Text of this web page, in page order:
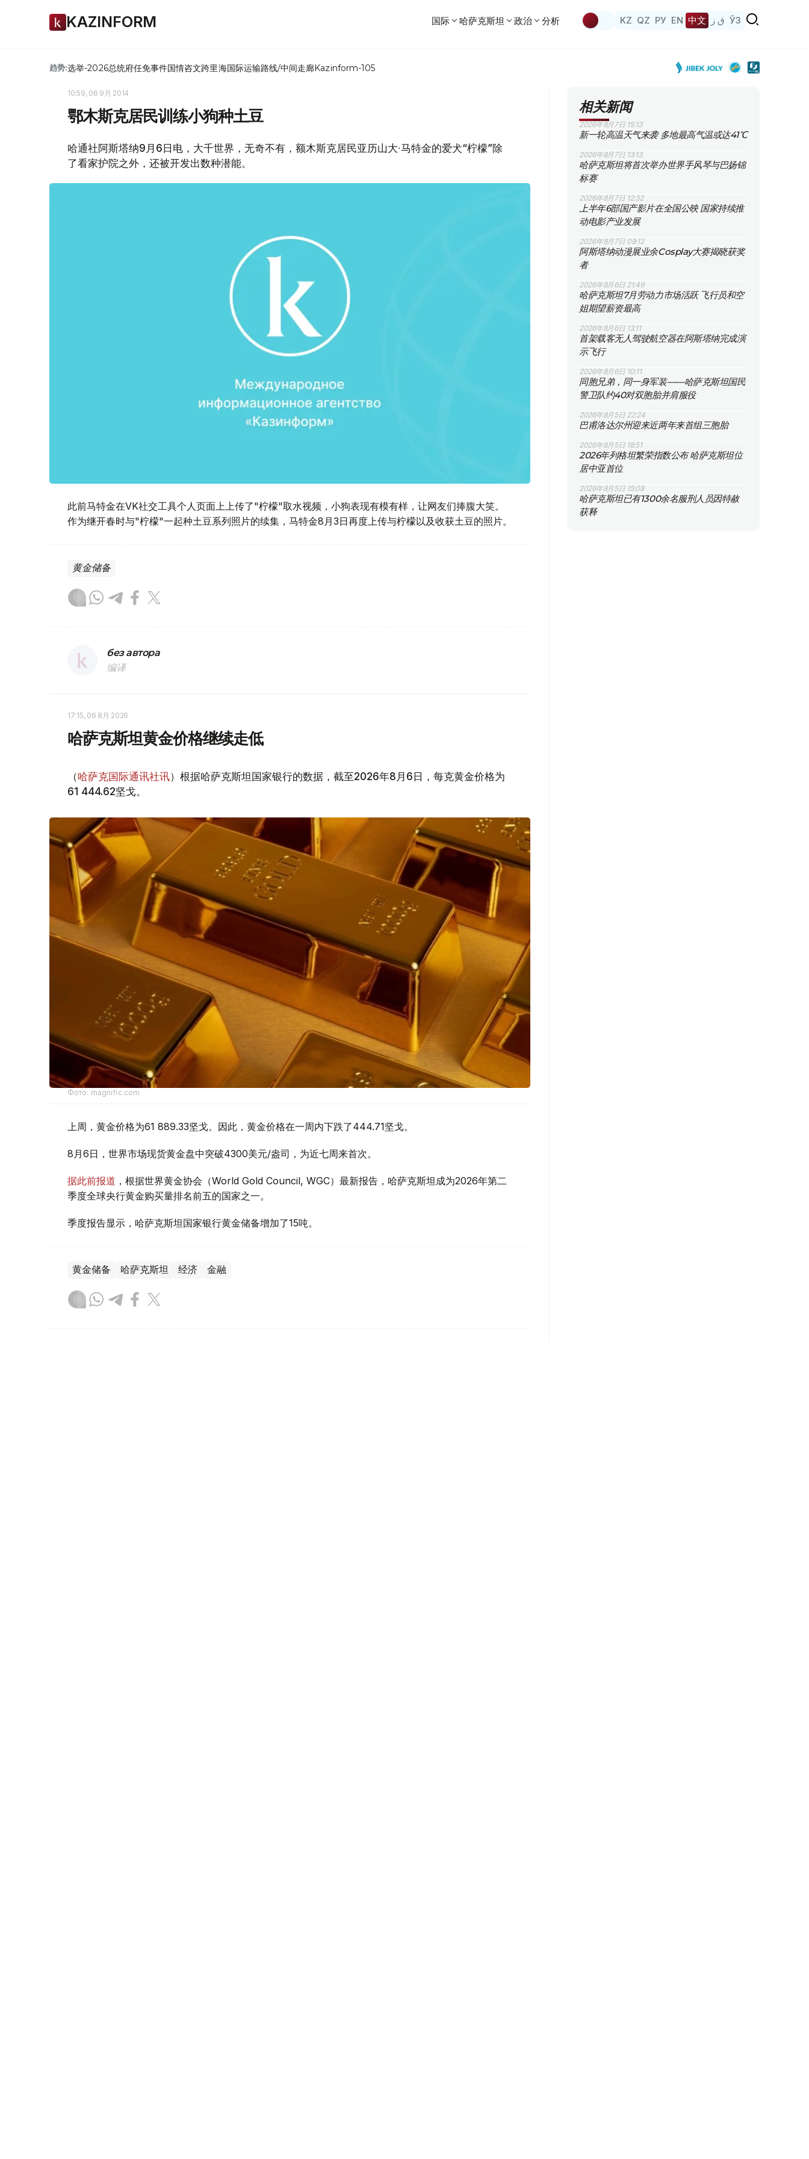
KAZINFORM 国际 哈萨克斯坦 政治 分析 KZ QZ РУ EN 中文 ق ز ЎЗ
趋势:选举-2026总统府任免事件国情咨文跨里海国际运输路线/中间走廊Kazinform-105
10:59, 06 9月 2014
鄂木斯克居民训练小狗种土豆
哈通社阿斯塔纳9月6日电，大千世界，无奇不有，额木斯克居民亚历山大∙马特金的爱犬“柠檬”除
了看家护院之外，还被开发出数种潜能。
此前马特金在VK社交工具个人页面上上传了"柠檬"取水视频，小狗表现有模有样，让网友们捧腹大笑。
作为继开春时与"柠檬"一起种土豆系列照片的续集，马特金8月3日再度上传与柠檬以及收获土豆的照片。
黄金储备
без автора
编译
17:15, 06 8月 2026
哈萨克斯坦黄金价格继续走低
（哈萨克国际通讯社讯）根据哈萨克斯坦国家银行的数据，截至2026年8月6日，每克黄金价格为
61 444.62坚戈。
Фото: magnific.com
上周，黄金价格为61 889.33坚戈。因此，黄金价格在一周内下跌了444.71坚戈。
8月6日，世界市场现货黄金盘中突破4300美元/盎司，为近七周来首次。
据此前报道 ，根据世界黄金协会（World Gold Council, WGC）最新报告，哈萨克斯坦成为2026年第二
季度全球央行黄金购买量排名前五的国家之一。
季度报告显示，哈萨克斯坦国家银行黄金储备增加了15吨。
黄金储备 哈萨克斯坦 经济 金融
相关新闻
2026年8月7日 15:13
新一轮高温天气来袭 多地最高气温或达41℃
2026年8月7日 13:13
哈萨克斯坦将首次举办世界手风琴与巴扬锦
标赛
2026年8月7日 12:32
上半年6部国产影片在全国公映 国家持续推
动电影产业发展
2026年8月7日 09:12
阿斯塔纳动漫展业余Cosplay大赛揭晓获奖
者
2026年8月6日 21:49
哈萨克斯坦7月劳动力市场活跃 飞行员和空
姐期望薪资最高
2026年8月6日 13:11
首架载客无人驾驶航空器在阿斯塔纳完成演
示飞行
2026年8月6日 10:11
同胞兄弟，同一身军装——哈萨克斯坦国民
警卫队约40对双胞胎并肩服役
2026年8月5日 22:24
巴甫洛达尔州迎来近两年来首组三胞胎
2026年8月5日 18:51
2026年列格坦繁荣指数公布 哈萨克斯坦位
居中亚首位
2026年8月5日 15:08
哈萨克斯坦已有1300余名服刑人员因特赦
获释